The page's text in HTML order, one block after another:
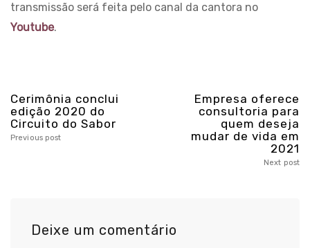
transmissão será feita pelo canal da cantora no
Youtube.
Cerimônia conclui
edição 2020 do
Circuito do Sabor
Previous post
Empresa oferece
consultoria para
quem deseja
mudar de vida em
2021
Next post
Deixe um comentário